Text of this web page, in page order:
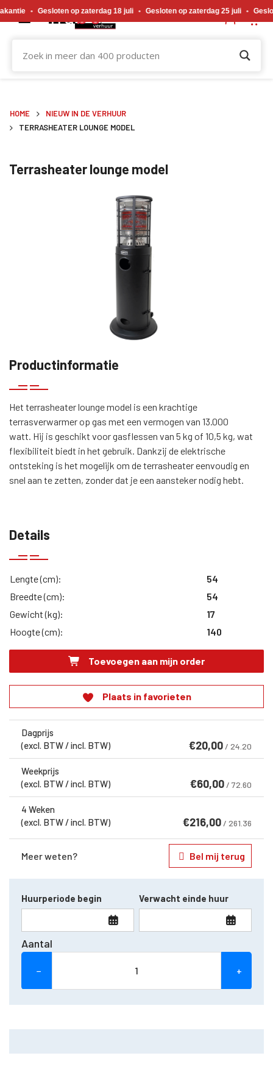
• Gesloten op zaterdag 18 juli • Gesloten op zaterdag 25 juli •
HOME
NIEUW IN DE VERHUUR
TERRASHEATER LOUNGE MODEL
Terrasheater lounge model
Productinformatie
Het terrasheater lounge model is een krachtige
terrasverwarmer op gas met een vermogen van 13.000
watt. Hij is geschikt voor gasflessen van 5 kg of 10,5 kg, wat
flexibiliteit biedt in het gebruik. Dankzij de elektrische
ontsteking is het mogelijk om de terrasheater eenvoudig en
snel aan te zetten, zonder dat je een aansteker nodig hebt.
Details
Lengte (cm):
54
Breedte (cm):
54
Gewicht (kg):
17
Hoogte (cm):
140
Toevoegen aan mijn order
Plaats in favorieten
Dagprijs
(excl. BTW / incl. BTW)
€20,00 / 24.20
Weekprijs
(excl. BTW / incl. BTW)
€60,00 / 72.60
4 Weken
(excl. BTW / incl. BTW)
€216,00 / 261.36
Meer weten? Bel mij terug
Huurperiode begin Verwacht einde huur
Aantal
− +